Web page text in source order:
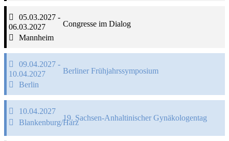
05.03.2027 -
06.03.2027
Mannheim
Congresse im Dialog
09.04.2027 -
10.04.2027
Berlin
Berliner Frühjahrssymposium
10.04.2027
Blankenburg/Harz
19. Sachsen-Anhaltinischer Gynäkologentag